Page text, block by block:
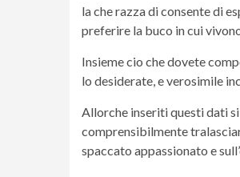
la che razza di consente di
preferire la buco in cui
Insieme cio che dovete
lo desiderate, e verosimile
Allorche inseriti questi dati
comprensibilmente
spaccato appassionato e